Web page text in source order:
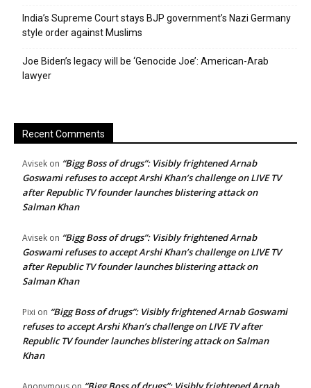
India’s Supreme Court stays BJP government’s Nazi Germany
style order against Muslims
Joe Biden’s legacy will be ‘Genocide Joe’: American-Arab
lawyer
Recent Comments
Avisek on “Bigg Boss of drugs”: Visibly frightened Arnab
Goswami refuses to accept Arshi Khan’s challenge on LIVE TV
after Republic TV founder launches blistering attack on
Salman Khan
Avisek on “Bigg Boss of drugs”: Visibly frightened Arnab
Goswami refuses to accept Arshi Khan’s challenge on LIVE TV
after Republic TV founder launches blistering attack on
Salman Khan
Pixi on “Bigg Boss of drugs”: Visibly frightened Arnab Goswami
refuses to accept Arshi Khan’s challenge on LIVE TV after
Republic TV founder launches blistering attack on Salman
Khan